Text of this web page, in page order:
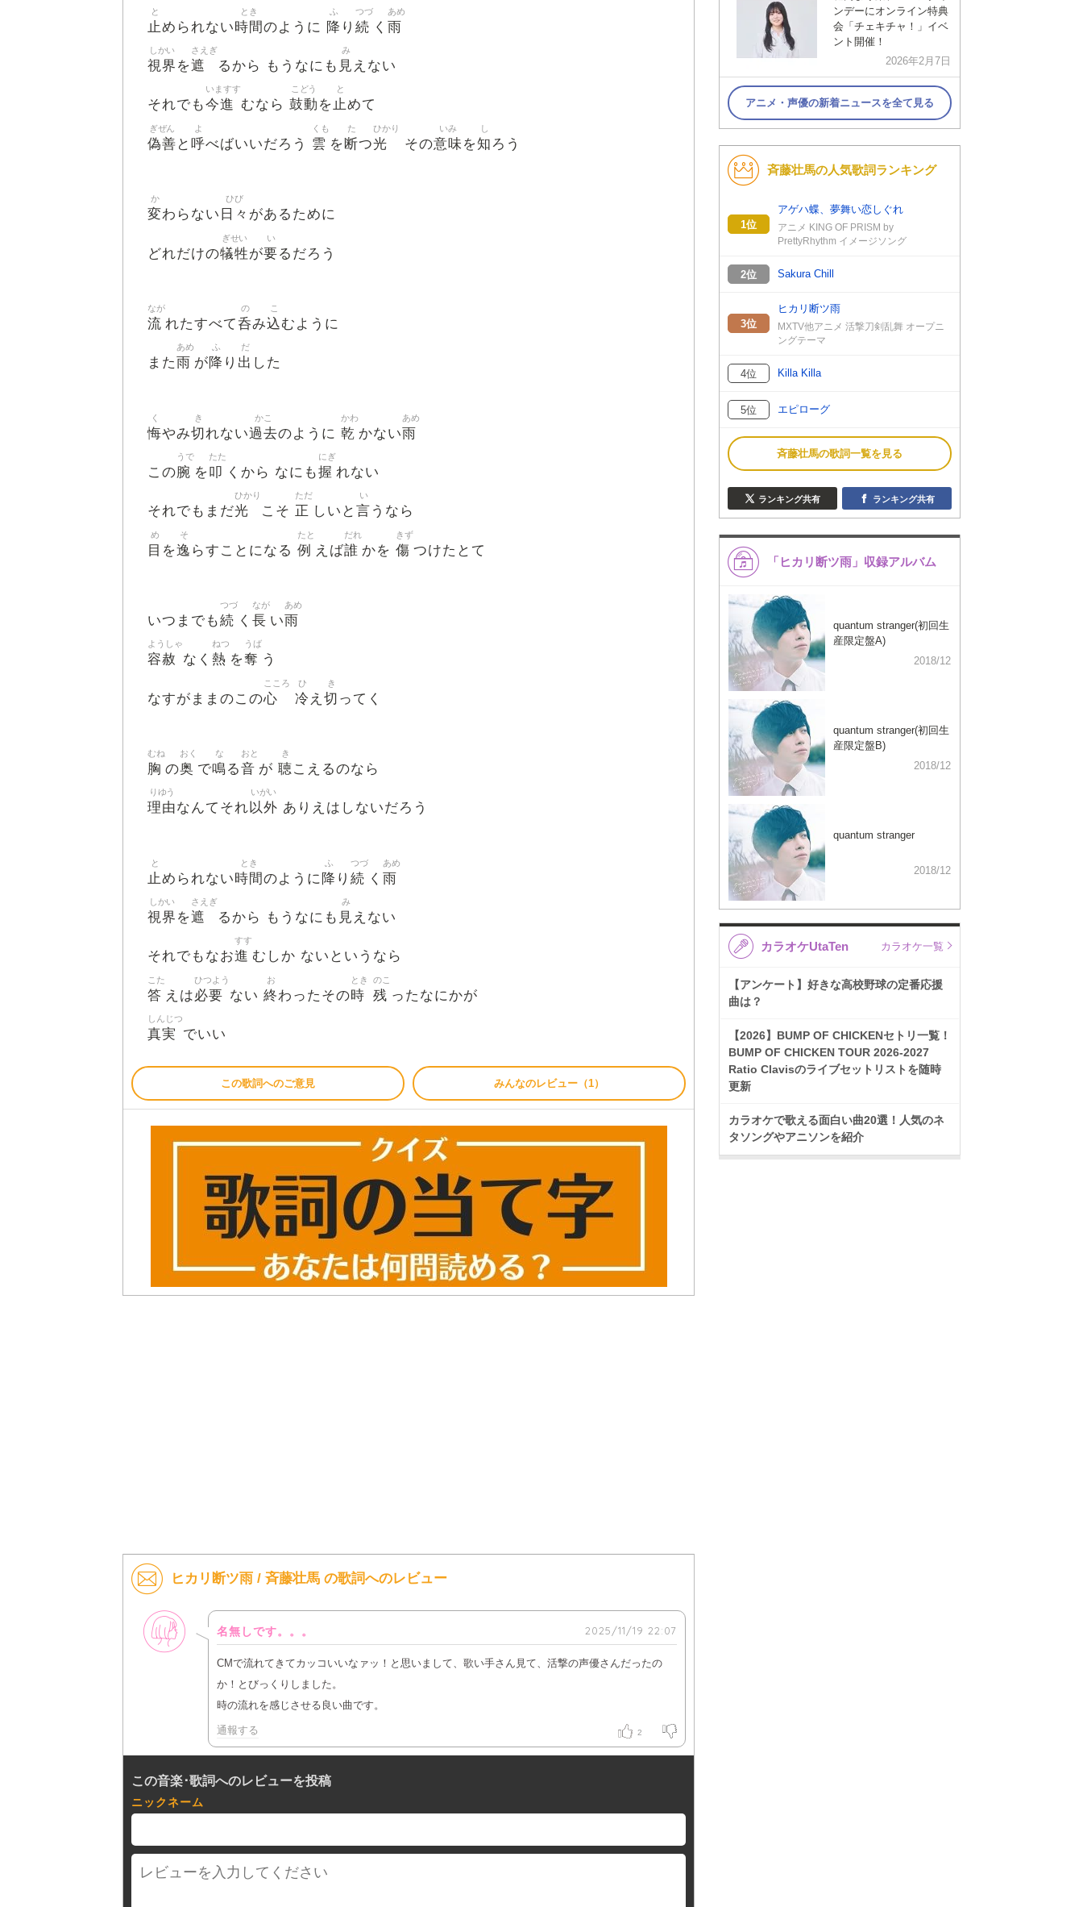
止
と
められない時間
とき
のように 降
ふ
り 続
つづ
く 雨
あめ
視界
しかい
を遮
さえぎ
るから もうなにも 見
み
えない
それでも今進
いますす
むなら 鼓動
こどう
を止
と
めて
偽善
ぎぜん
と 呼
よ
べばいいだろう 雲
くも
を 断
た
つ光
ひかり
その意味
いみ
を知
し
ろう
変
か
わらない 日々
ひび
があるために
どれだけの犠牲
ぎせい
が要
い
るだろう
流
なが
れたすべて 呑
の
み込
こ
むように
また 雨
あめ
が降
ふ
り 出
だ
した
悔
く
やみ切
き
れない過去
かこ
のように 乾
かわ
かない雨
あめ
この腕
うで
を叩
たた
くから なにも握
にぎ
れない
それでもまだ光
ひかり
こそ 正
ただ
しいと 言
い
うなら
目
め
を逸
そ
らすことになる 例
たと
えば誰
だれ
かを 傷
きず
つけたとて
いつまでも続
つづ
く 長
なが
い雨
あめ
容赦
ようしゃ
なく 熱
ねつ
を奪
うば
う
なすがままのこの心
こころ
冷
ひ
え 切
き
ってく
胸
むね
の奥
おく
で鳴
な
る音
おと
が 聴
き
こえるのなら
理由
りゆう
なんてそれ以外
いがい
ありえはしないだろう
止
と
められない時間
とき
のように 降
ふ
り 続
つづ
く 雨
あめ
視界
しかい
を遮
さえぎ
るから もうなにも 見
み
えない
それでもなお進
すす
むしか ないというなら
答
こた
えは必要
ひつよう
ない 終
お
わったその時
とき
残
のこ
ったなにかが
真実
しんじつ
でいい
この歌詞へのご意見 みんなのレビュー（1）
ヒカリ断ツ雨 / 斉藤壮馬 の歌詞へのレビュー
女性
名無しです。。。 2025/11/19 22:07
CMで流れてきてカッコいいなァッ！と思いまして、歌い手さん見て、活撃の声優さんだったの
か！とびっくりしました。
時の流れを感じさせる良い曲です。
通報する 2
この音楽･歌詞へのレビューを投稿
ニックネーム
ンデーにオンライン特典
会「チェキチャ！」イベ
ント開催！
2026年2月7日
アニメ・声優の新着ニュースを全て見る
斉藤壮馬の人気歌詞ランキング
1位
アゲハ蝶、夢舞い恋しぐれ
アニメ KING OF PRISM by
PrettyRhythm イメージソング
2位 Sakura Chill
3位
ヒカリ断ツ雨
MXTV他アニメ 活撃刀剣乱舞 オープニ
ングテーマ
4位 Killa Killa
5位 エピローグ
斉藤壮馬の歌詞一覧を見る
ランキング共有 ランキング共有
「ヒカリ断ツ雨」収録アルバム
quantum stranger(初回生
産限定盤A)
2018/12
quantum stranger(初回生
産限定盤B)
2018/12
quantum stranger
2018/12
カラオケUtaTen カラオケ一覧
【アンケート】好きな高校野球の定番応援
曲は？
【2026】BUMP OF CHICKENセトリ一覧！
BUMP OF CHICKEN TOUR 2026-2027
Ratio Clavisのライブセットリストを随時
更新
カラオケで歌える面白い曲20選！人気のネ
タソングやアニソンを紹介